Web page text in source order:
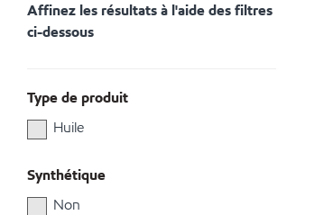
Affinez les résultats à l'aide des filtres
ci-dessous
Type de produit
Huile
Synthétique
Non